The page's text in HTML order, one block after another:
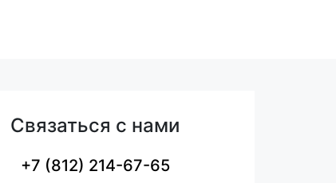
Связаться с нами
+7 (812) 214-67-65